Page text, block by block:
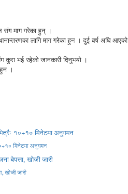
संग माग गरेका हुन् ।
लागि माग गरेका हुन । दुई वर्ष अघि आएको
कुरा भई रहेको जानकारी दिनुभयो ।
।
मिनेटमा अनुगमन
खोजी जारी